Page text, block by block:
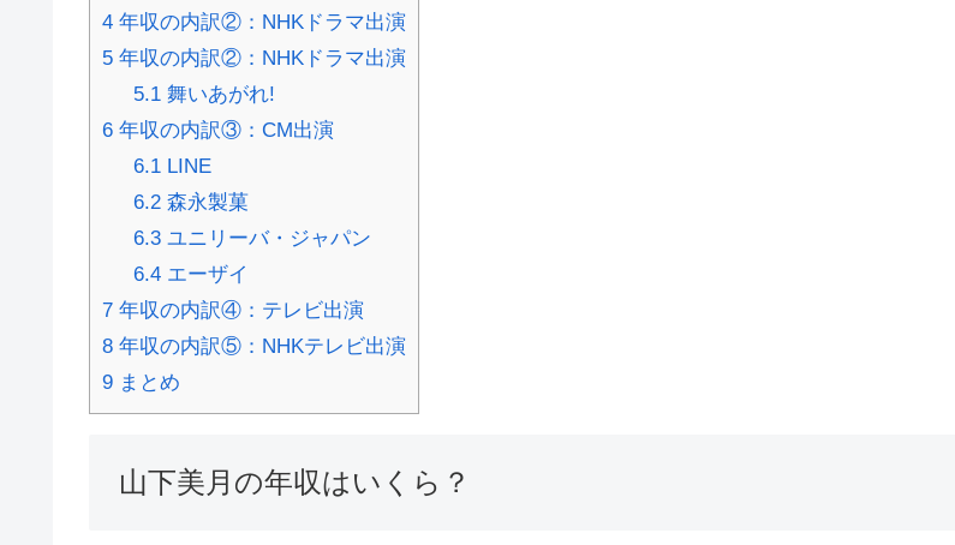
4 年収の内訳②：NHKドラマ出演
5 年収の内訳②：NHKドラマ出演
5.1舞いあがれ!
6 年収の内訳③：CM出演
6.1LINE
6.2森永製菓
6.3ユニリーバ・ジャパン
6.4エーザイ
7 年収の内訳④：テレビ出演
8 年収の内訳⑤：NHKテレビ出演
9 まとめ
山下美月の年収はいくら？